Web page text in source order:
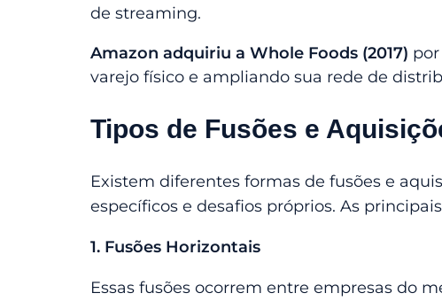
de streaming.
Amazon adquiriu a Whole Foods (2017)
varejo físico e ampliando sua rede de
Tipos de Fusões e
Existem diferentes formas de fusões e
específicos e desafios próprios. As
1. Fusões Horizontais
Essas fusões ocorrem entre empresas do